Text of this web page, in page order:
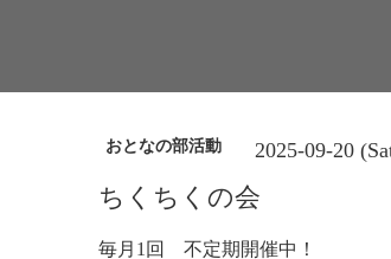
おとなの部活動 2025-09-20
ちくちくの会
毎月1回 不定期開催中！